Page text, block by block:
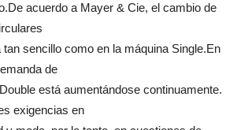
acuerdo a Mayer & Cie, el cambio de
sencillo como en la máquina Single.En
de
está aumentándose continuamente.
exigencias en